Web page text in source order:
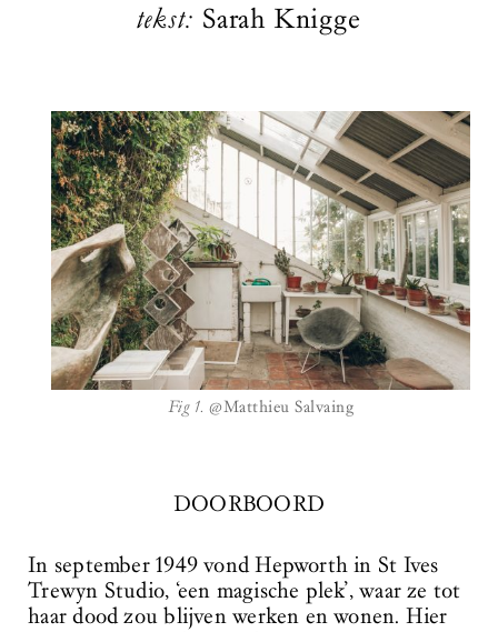
tekst: Sarah Knigge
Fig 1. @Matthieu Salvaing
DOORBOORD
In september 1949 vond Hepworth in St Ives
Trewyn Studio, ‘een magische plek’, waar ze tot
haar dood zou blijven werken en wonen. Hier